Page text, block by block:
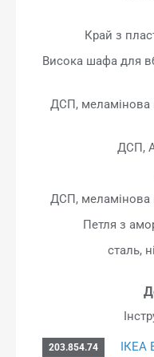
Край з
Висока шафа для
ДСП, меламінова
ДСП,
ДСП, меламінова
Петля з
сталь,
203.854.74
ІКЕА